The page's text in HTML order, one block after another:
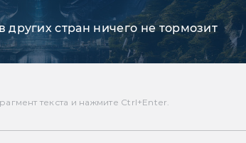
других стран ничего не тормозит
текста и нажмите Ctrl+Enter.